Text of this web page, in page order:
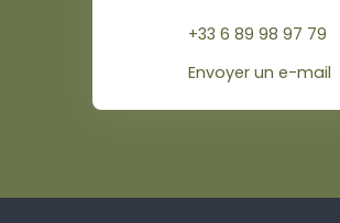
+33 6 89 98 97 79
Envoyer un e-mail